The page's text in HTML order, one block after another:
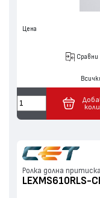
Цена
Сравни
Ролка долна
LEXMS610RLS-